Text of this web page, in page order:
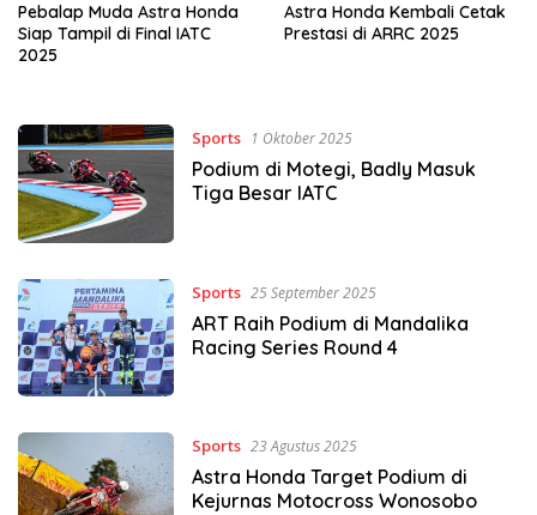
Pebalap Muda Astra Honda
Siap Tampil di Final IATC
2025
Astra Honda Kembali Cetak
Prestasi di ARRC 2025
Sports 1 Oktober 2025
Podium di Motegi, Badly Masuk
Tiga Besar IATC
Sports 25 September 2025
ART Raih Podium di Mandalika
Racing Series Round 4
Sports 23 Agustus 2025
Astra Honda Target Podium di
Kejurnas Motocross Wonosobo